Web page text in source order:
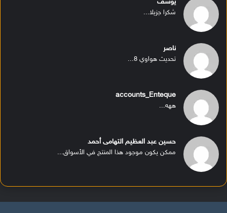
يوسف
شكرا جزيلا...
ناصر
تحديث هواوي 8...
accounts_Enteque
ههه...
حسين عبد العظيم التهامى أحمد
ممكن يكون موجود هذا المنتج في الأسواق...